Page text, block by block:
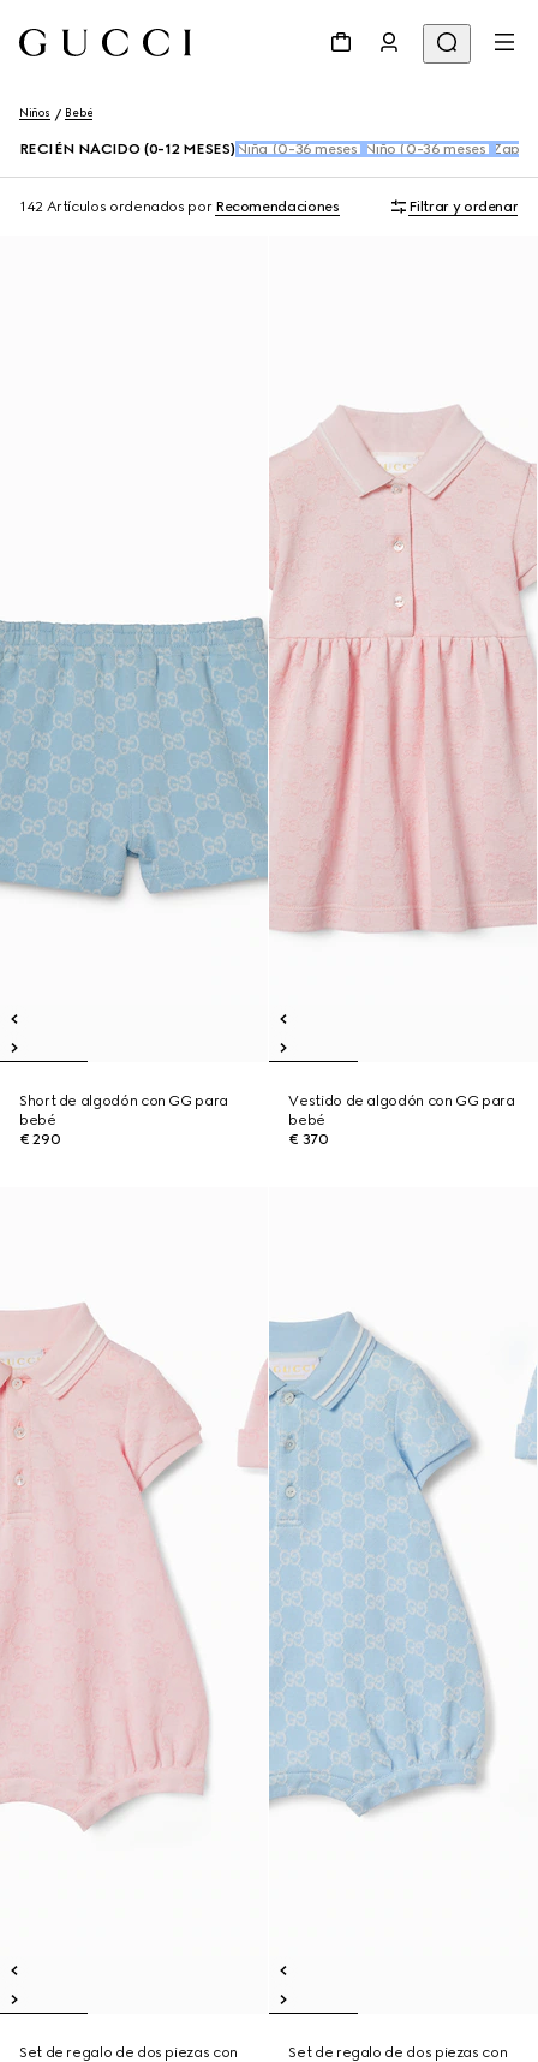
Niños Bebé
RECIÉN NACIDO (0-12 MESES) Niña (0-36 meses) Niño (0-36 meses)
142 Artículos ordenados por Recomendaciones Filtrar y ordenar
Short de algodón con GG para
bebé
€ 290
Vestido de algodón con GG para
bebé
€ 370
Set de regalo de dos piezas con
Set de regalo de dos piezas con